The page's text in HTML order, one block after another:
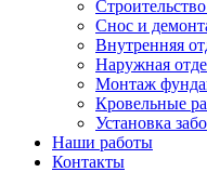
Снос и
Внутренняя
Наружная
Монтаж
Кровельные
Установка
Наши работы
Контакты